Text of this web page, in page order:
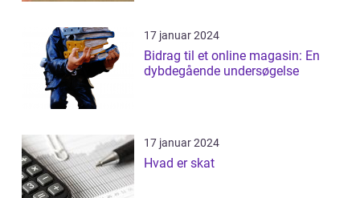
17 januar 2024
Bidrag til et online magasin: En
dybdegående undersøgelse
17 januar 2024
Hvad er skat